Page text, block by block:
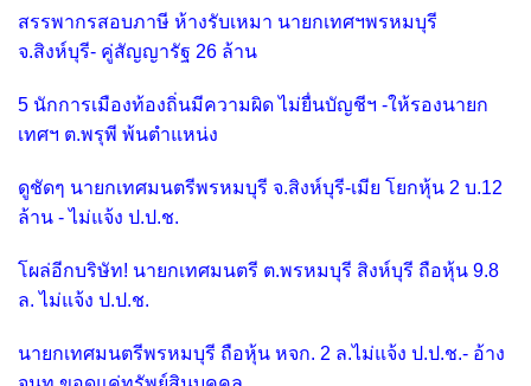
สรรพากรสอบภาษี ห้างรับเหมา นายกเทศฯพรหมบุรี
จ.สิงห์บุรี- คู่สัญญารัฐ 26 ล้าน
5 นักการเมืองท้องถิ่นมีความผิด ไม่ยื่นบัญชีฯ -ให้รองนายก
เทศฯ ต.พรุพี พ้นตำแหน่ง
ดูชัดๆ นายกเทศมนตรีพรหมบุรี จ.สิงห์บุรี-เมีย โยกหุ้น 2 บ.12
ล้าน - ไม่แจ้ง ป.ป.ช.
โผล่อีกบริษัท! นายกเทศมนตรี ต.พรหมบุรี สิงห์บุรี ถือหุ้น 9.8
ล. ไม่แจ้ง ป.ป.ช.
นายกเทศมนตรีพรหมบุรี ถือหุ้น หจก. 2 ล.ไม่แจ้ง ป.ป.ช.- อ้าง